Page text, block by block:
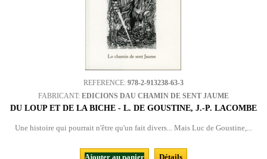
REFERENCE: 978-2-913238-63-3
FABRICANT: EDICIONS DAU CHAMIN DE SENT JAUME
DU LOUP ET DE LA BICHE - L. DE GOUSTINE, J.-P. LACOMBE
Une histoire qui pourrait n'être qu'un fait divers... Mais Luc de Goustine,...
Ajouter au panier
Détails